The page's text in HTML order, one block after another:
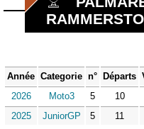
Année Categorie n° Départs
2026
Moto3 5 10
2025
JuniorGP 5 11